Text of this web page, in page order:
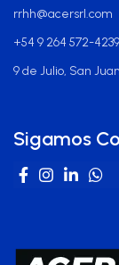
rrhh@acersrl.com
+54 9 264 572-4239
9 de Julio, San
Sigamos